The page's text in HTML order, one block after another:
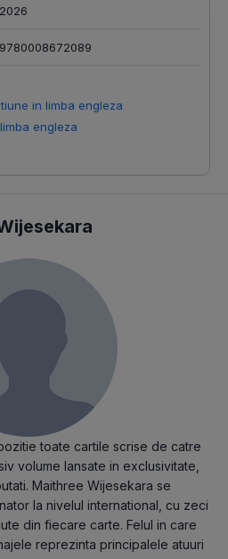
2026
9780008672089
in limba engleza
engleza
toate cartile scrise de catre
volume lansate in exclusivitate,
Maithree Wijesekara se
la nivelul international, cu zeci
din fiecare carte. Felul in care
reprezinta principalele atuuri